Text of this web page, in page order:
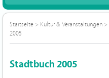
Startseite > Kultur & Veranstaltungen >
2005
Stadtbuch 2005